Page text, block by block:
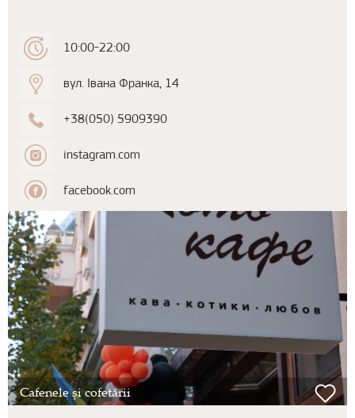
10:00-22:00
вул. Івана Франка, 14
+38(050) 5909390
instagram.com
facebook.com
Cafenele și cofetării